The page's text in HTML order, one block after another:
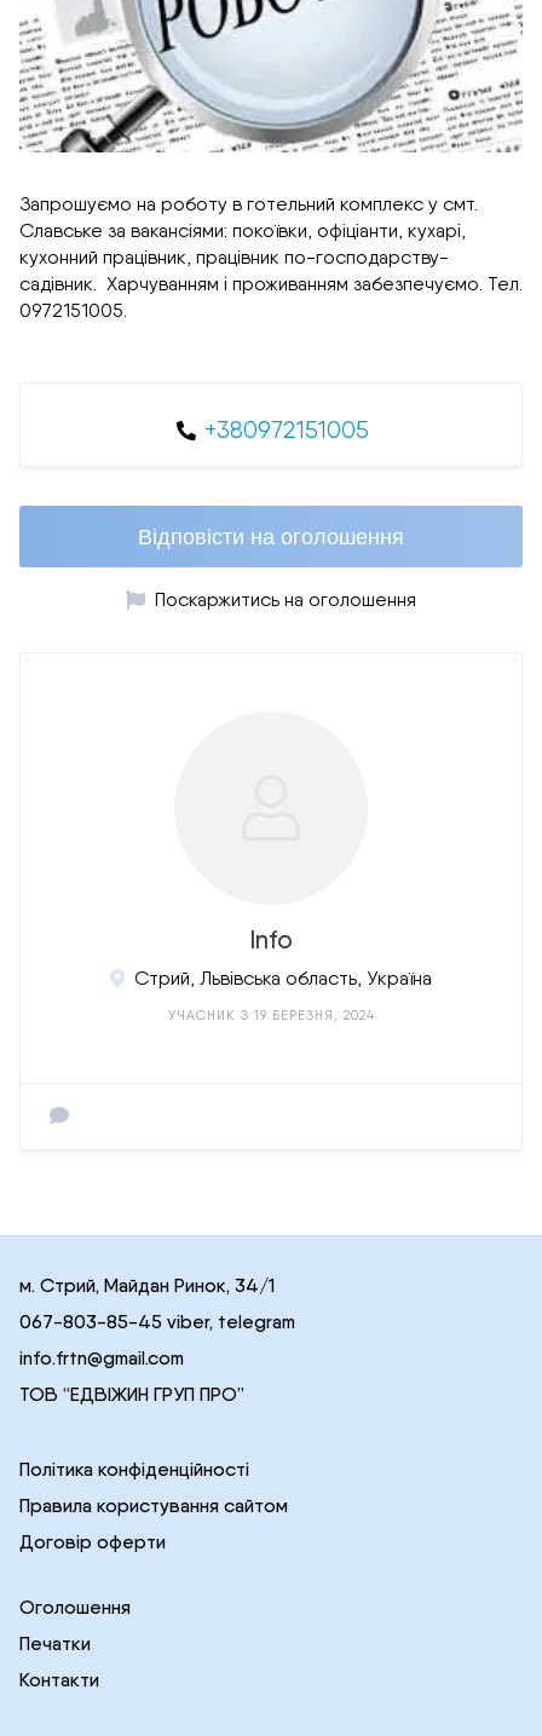
Запрошуємо на роботу в готельний комплекс у смт.
Славське за вакансіями: покоївки, офіціанти, кухарі,
кухонний працівник, працівник по-господарству-
садівник. Харчуванням і проживанням забезпечуємо. Тел.
0972151005.
+380972151005
Відповісти на оголошення
Поскаржитись на оголошення
Info
Стрий, Львівська область, Україна
УЧАСНИК З 19 БЕРЕЗНЯ, 2024
м. Стрий, Майдан Ринок, 34/1
067-803-85-45 viber, telegram
info.frtn@gmail.com
ТОВ “ЕДВІЖИН ГРУП ПРО”
Політика конфіденційності
Правила користування сайтом
Договір оферти
Оголошення
Печатки
Контакти